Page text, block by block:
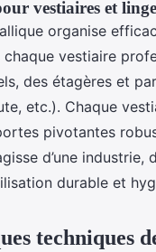
vestiaires et linge
organise
vestiaire
des étagères et
etc.). Chaque
pivotantes
d’une
durable et
techniques